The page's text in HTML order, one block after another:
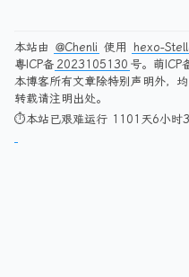
本站由 @Chenli 使用 hexo-
粤ICP备 2023105130 号。萌ICP
本博客所有文章除特别声明外，
转载请注明出处。
⏱本站已艰难运行 1101天6小时